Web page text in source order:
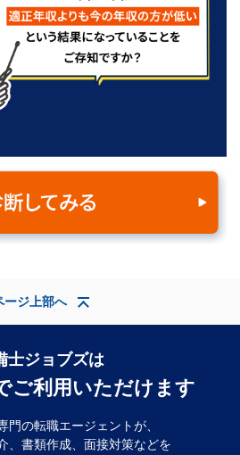
ージ上部へ
士ジョブズは
ご利用いただけます
門の転職エージェントが、
、書類作成、面接対策などを